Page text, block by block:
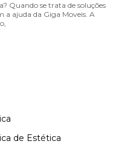
Quando se trata de soluções
a ajuda da Giga Moveis. A
de Estética